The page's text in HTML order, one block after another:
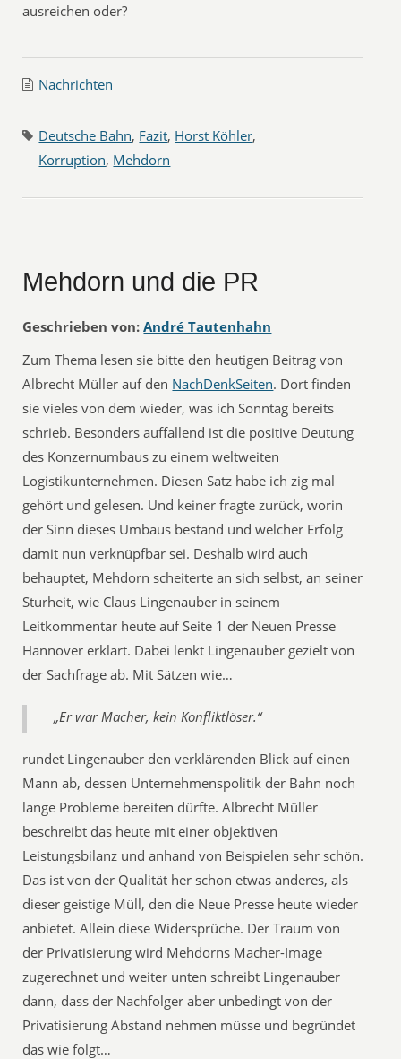
ausreichen oder?
Nachrichten
Deutsche Bahn, Fazit, Horst Köhler,
Korruption, Mehdorn
Mehdorn und die PR
Geschrieben von: André Tautenhahn
Zum Thema lesen sie bitte den heutigen Beitrag von
Albrecht Müller auf den NachDenkSeiten. Dort finden
sie vieles von dem wieder, was ich Sonntag bereits
schrieb. Besonders auffallend ist die positive Deutung
des Konzernumbaus zu einem weltweiten
Logistikunternehmen. Diesen Satz habe ich zig mal
gehört und gelesen. Und keiner fragte zurück, worin
der Sinn dieses Umbaus bestand und welcher Erfolg
damit nun verknüpfbar sei. Deshalb wird auch
behauptet, Mehdorn scheiterte an sich selbst, an seiner
Sturheit, wie Claus Lingenauber in seinem
Leitkommentar heute auf Seite 1 der Neuen Presse
Hannover erklärt. Dabei lenkt Lingenauber gezielt von
der Sachfrage ab. Mit Sätzen wie…
„Er war Macher, kein Konfliktlöser.“
rundet Lingenauber den verklärenden Blick auf einen
Mann ab, dessen Unternehmenspolitik der Bahn noch
lange Probleme bereiten dürfte. Albrecht Müller
beschreibt das heute mit einer objektiven
Leistungsbilanz und anhand von Beispielen sehr schön.
Das ist von der Qualität her schon etwas anderes, als
dieser geistige Müll, den die Neue Presse heute wieder
anbietet. Allein diese Widersprüche. Der Traum von
der Privatisierung wird Mehdorns Macher-Image
zugerechnet und weiter unten schreibt Lingenauber
dann, dass der Nachfolger aber unbedingt von der
Privatisierung Abstand nehmen müsse und begründet
das wie folgt…